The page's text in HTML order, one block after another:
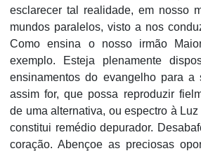
esclarecer tal realidade, em nosso
mundos paralelos, visto a nos
Como ensina o nosso irmão
exemplo. Esteja plenamente
ensinamentos do evangelho para
assim for, que possa reproduzir
de uma alternativa, ou espectro à
constitui remédio depurador.
coração. Abençoe as preciosas